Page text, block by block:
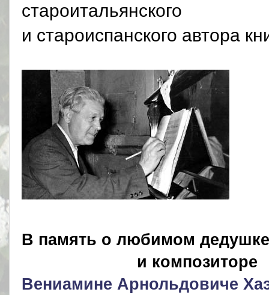
староитальянского
и староиспанского автора
В память о любимом
и композиторе
Вениамине Арнольдовиче